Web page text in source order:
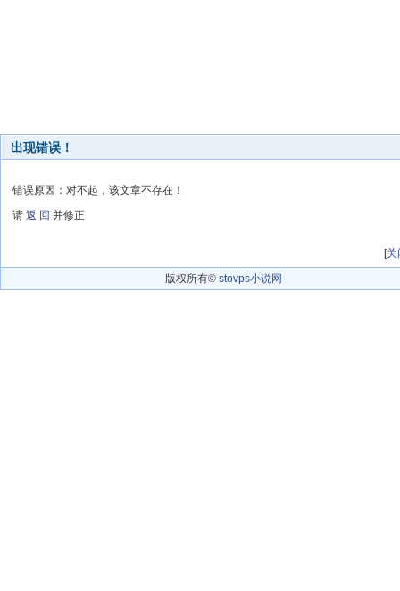
出现错误！
错误原因：对不起，该文章不存在！
请 返 回 并修正
[关
版权所有© stovps小说网